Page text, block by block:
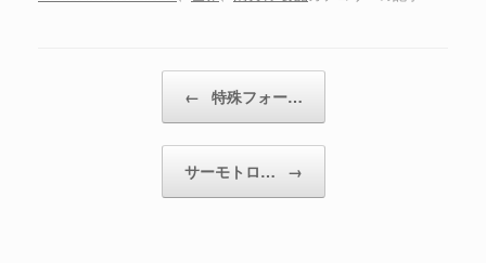
← 特殊フォー…
サーモトロ… →